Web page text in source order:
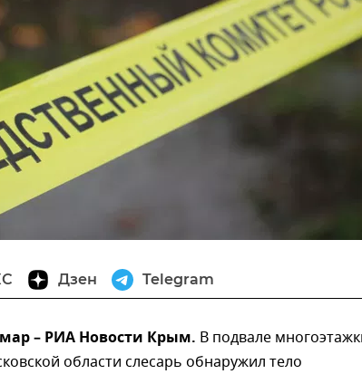
Дзен Telegram
– РИА Новости Крым. В подвале
области слесарь обнаружил тело